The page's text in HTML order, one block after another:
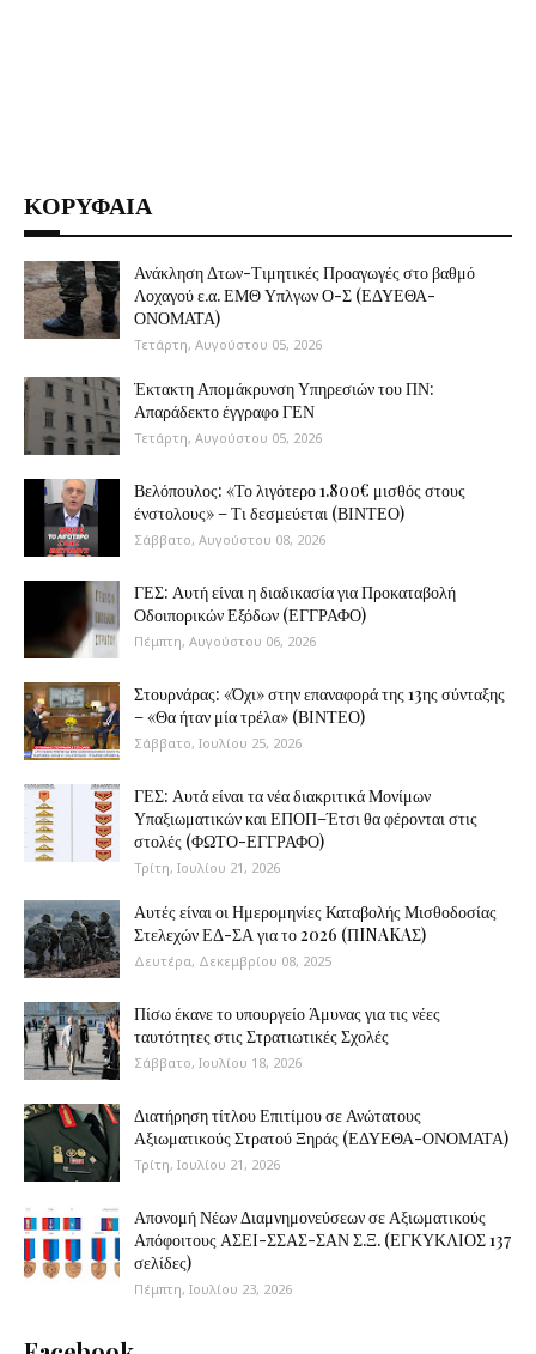
ΚΟΡΥΦΑΙΑ
Ανάκληση Δτων-Τιμητικές Προαγωγές στο βαθμό
Λοχαγού ε.α. ΕΜΘ Υπλγων Ο-Σ (ΕΔΥΕΘΑ-
ΟΝΟΜΑΤΑ)
Τετάρτη, Αυγούστου 05, 2026
Έκτακτη Απομάκρυνση Υπηρεσιών του ΠΝ:
Απαράδεκτο έγγραφο ΓΕΝ
Τετάρτη, Αυγούστου 05, 2026
Βελόπουλος: «Το λιγότερο 1.800€ μισθός στους
ένστολους» – Τι δεσμεύεται (ΒΙΝΤΕΟ)
Σάββατο, Αυγούστου 08, 2026
ΓΕΣ: Αυτή είναι η διαδικασία για Προκαταβολή
Οδοιπορικών Εξόδων (ΕΓΓΡΑΦΟ)
Πέμπτη, Αυγούστου 06, 2026
Στουρνάρας: «Όχι» στην επαναφορά της 13ης σύνταξης
– «Θα ήταν μία τρέλα» (ΒΙΝΤΕΟ)
Σάββατο, Ιουλίου 25, 2026
ΓΕΣ: Αυτά είναι τα νέα διακριτικά Μονίμων
Υπαξιωματικών και ΕΠΟΠ–Έτσι θα φέρονται στις
στολές (ΦΩΤΟ-ΕΓΓΡΑΦΟ)
Τρίτη, Ιουλίου 21, 2026
Αυτές είναι οι Ημερομηνίες Καταβολής Μισθοδοσίας
Στελεχών ΕΔ-ΣΑ για το 2026 (ΠINAKAΣ)
Δευτέρα, Δεκεμβρίου 08, 2025
Πίσω έκανε το υπουργείο Άμυνας για τις νέες
ταυτότητες στις Στρατιωτικές Σχολές
Σάββατο, Ιουλίου 18, 2026
Διατήρηση τίτλου Επιτίμου σε Ανώτατους
Αξιωματικούς Στρατού Ξηράς (ΕΔΥΕΘΑ-ΟΝΟΜΑΤΑ)
Τρίτη, Ιουλίου 21, 2026
Απονομή Νέων Διαμνημονεύσεων σε Αξιωματικούς
Απόφοιτους ΑΣΕΙ-ΣΣΑΣ-ΣΑΝ Σ.Ξ. (ΕΓΚΥΚΛΙΟΣ 137
σελίδες)
Πέμπτη, Ιουλίου 23, 2026